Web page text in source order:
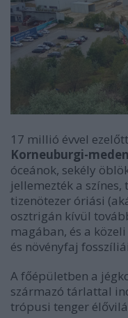
17 millió évvel
Korneuburgi-
óceánok, sekély
jellemezték a
tizenötezer óriási
osztrigán kívül
magában, és a
és növényfaj
A főépületben a
származó tárlattal
trópusi tenger